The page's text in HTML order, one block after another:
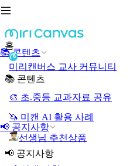
📚 콘텐츠
📢 공지사항
홈
미리캔버스 교사 커뮤니티
📚 콘텐츠
🎨 초.중등 교과자료 공유
🦄 미캔 AI 활용 사례
선생님 추천상품
📢 공지사항